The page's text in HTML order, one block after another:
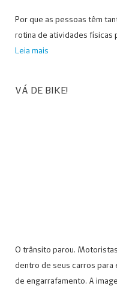
Por que as pessoas têm
rotina de atividades físicas
Leia mais
VÁ DE BIKE!
O trânsito parou.
dentro de seus carros
de engarrafamento. A